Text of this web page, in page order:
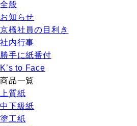
全般
お知らせ
京橋社員の目利き
社内行事
勝手に紙番付
K’s to Face
商品一覧
上質紙
中下級紙
塗工紙